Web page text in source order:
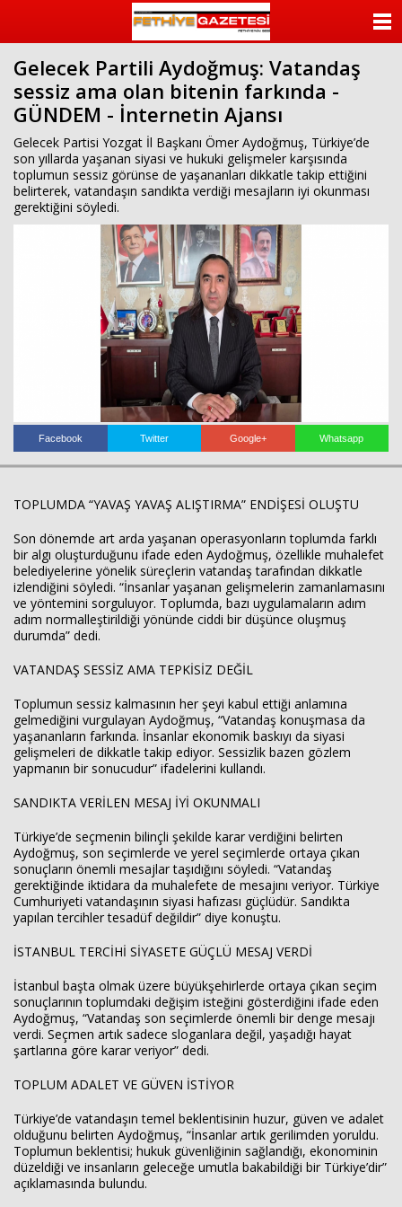
beylikdüzü
escort
bayan
beylikdüzü
escort
bayan
escort
beylikdüzü
beylikdüzü
escort
Gelecek Partili Aydoğmuş: Vatandaş
sessiz ama olan bitenin farkında -
GÜNDEM - İnternetin Ajansı
Gelecek Partisi Yozgat İl Başkanı Ömer Aydoğmuş, Türkiye’de
son yıllarda yaşanan siyasi ve hukuki gelişmeler karşısında
toplumun sessiz görünse de yaşananları dikkatle takip ettiğini
belirterek, vatandaşın sandıkta verdiği mesajların iyi okunması
gerektiğini söyledi.
Facebook Twitter Google+ Whatsapp
TOPLUMDA “YAVAŞ YAVAŞ ALIŞTIRMA” ENDİŞESİ OLUŞTU
Son dönemde art arda yaşanan operasyonların toplumda farklı
bir algı oluşturduğunu ifade eden Aydoğmuş, özellikle muhalefet
belediyelerine yönelik süreçlerin vatandaş tarafından dikkatle
izlendiğini söyledi. “İnsanlar yaşanan gelişmelerin zamanlamasını
ve yöntemini sorguluyor. Toplumda, bazı uygulamaların adım
adım normalleştirildiği yönünde ciddi bir düşünce oluşmuş
durumda” dedi.
VATANDAŞ SESSİZ AMA TEPKİSİZ DEĞİL
Toplumun sessiz kalmasının her şeyi kabul ettiği anlamına
gelmediğini vurgulayan Aydoğmuş, “Vatandaş konuşmasa da
yaşananların farkında. İnsanlar ekonomik baskıyı da siyasi
gelişmeleri de dikkatle takip ediyor. Sessizlik bazen gözlem
yapmanın bir sonucudur” ifadelerini kullandı.
SANDIKTA VERİLEN MESAJ İYİ OKUNMALI
Türkiye’de seçmenin bilinçli şekilde karar verdiğini belirten
Aydoğmuş, son seçimlerde ve yerel seçimlerde ortaya çıkan
sonuçların önemli mesajlar taşıdığını söyledi. “Vatandaş
gerektiğinde iktidara da muhalefete de mesajını veriyor. Türkiye
Cumhuriyeti vatandaşının siyasi hafızası güçlüdür. Sandıkta
yapılan tercihler tesadüf değildir” diye konuştu.
İSTANBUL TERCİHİ SİYASETE GÜÇLÜ MESAJ VERDİ
İstanbul başta olmak üzere büyükşehirlerde ortaya çıkan seçim
sonuçlarının toplumdaki değişim isteğini gösterdiğini ifade eden
Aydoğmuş, “Vatandaş son seçimlerde önemli bir denge mesajı
verdi. Seçmen artık sadece sloganlara değil, yaşadığı hayat
şartlarına göre karar veriyor” dedi.
TOPLUM ADALET VE GÜVEN İSTİYOR
Türkiye’de vatandaşın temel beklentisinin huzur, güven ve adalet
olduğunu belirten Aydoğmuş, “İnsanlar artık gerilimden yoruldu.
Toplumun beklentisi; hukuk güvenliğinin sağlandığı, ekonominin
düzeldiği ve insanların geleceğe umutla bakabildiği bir Türkiye’dir”
açıklamasında bulundu.
KATEGORİLER
ANKETLER
FOTO GALERİ
VİDEO GALERİ
KÜNYE
İLETİŞİM